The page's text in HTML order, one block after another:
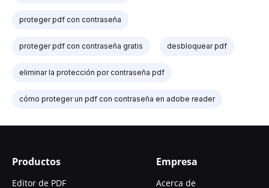
proteger pdf con contraseña
proteger pdf con contraseña gratis desbloquear pdf
eliminar la protección por contraseña pdf
cómo proteger un pdf con contraseña en adobe reader
Productos
Editor de PDF
Empresa
Acerca de